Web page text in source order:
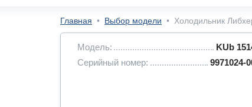
Главная • Выбор модели • Холодильник
Модель:
KUb
Серийный номер:
9971024-